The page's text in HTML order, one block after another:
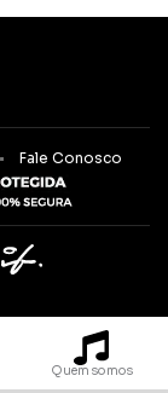
Fale Conosco
Quem somos